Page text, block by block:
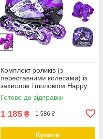
Комплект роликів (з
переставними колесами) із
захистом і шоломом Happy.
Фіолетовий комплект. Розмір
29-33
Готово до відправки
1 185 ₴ 1 586 ₴
Купити